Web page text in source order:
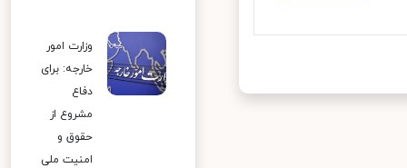
وزارت امور
خارجه: برای
دفاع
مشروع از
حقوق و
امنیت ملی